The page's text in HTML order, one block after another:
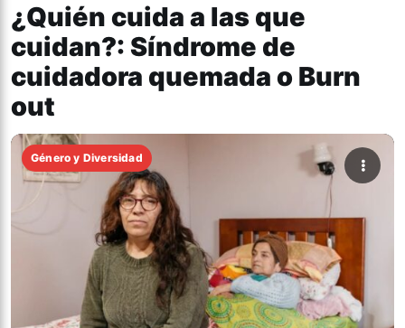
¿Quién cuida a las que
cuidan?: Síndrome de
cuidadora quemada o Burn
out
Género y Diversidad